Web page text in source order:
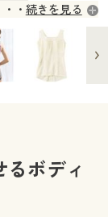
り 続きを見る
ボディ